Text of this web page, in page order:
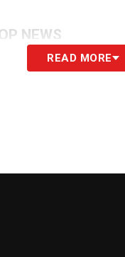
NEWS
READ MORE